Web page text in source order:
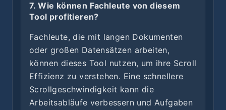
7. Wie können Fachleute von diesem
Tool profitieren?
Fachleute, die mit langen Dokumenten
oder großen Datensätzen arbeiten,
können dieses Tool nutzen, um ihre Scroll
Effizienz zu verstehen. Eine schnellere
Scrollgeschwindigkeit kann die
Arbeitsabläufe verbessern und Aufgaben